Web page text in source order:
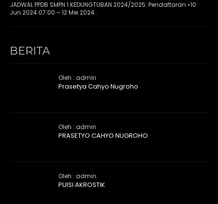
JADWAL PPDB SMPN 1 KEDUNGTUBAN 2024/2025: Pendaftaran »10
Jun 2024 07:00 – 12 Mei 2024..
BERITA
Oleh : admin
Prasetya Cahyo Nugroho
Oleh : admin
PRASETYO CAHYO NUGROHO
Oleh : admin
PUISI AKROSTIK